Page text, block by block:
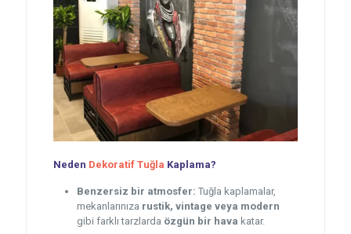
Neden Dekoratif Tuğla Kaplama?
Benzersiz bir atmosfer: Tuğla kaplamalar,
mekanlarınıza rustik, vintage veya modern
gibi farklı tarzlarda özgün bir hava katar.